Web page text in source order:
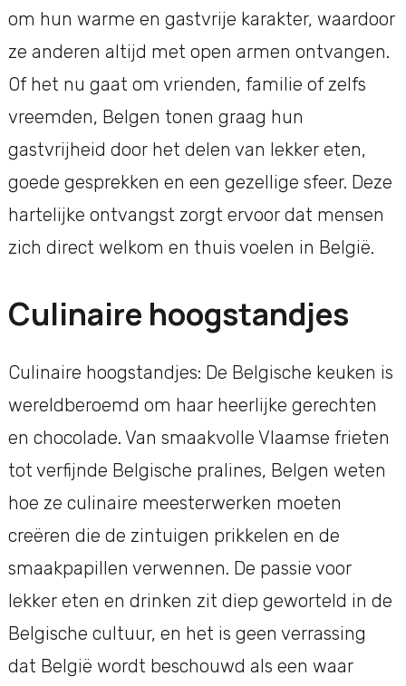
om hun warme en gastvrije karakter, waardoor
ze anderen altijd met open armen ontvangen.
Of het nu gaat om vrienden, familie of zelfs
vreemden, Belgen tonen graag hun
gastvrijheid door het delen van lekker eten,
goede gesprekken en een gezellige sfeer. Deze
hartelijke ontvangst zorgt ervoor dat mensen
zich direct welkom en thuis voelen in België.
Culinaire hoogstandjes
Culinaire hoogstandjes: De Belgische keuken is
wereldberoemd om haar heerlijke gerechten
en chocolade. Van smaakvolle Vlaamse frieten
tot verfijnde Belgische pralines, Belgen weten
hoe ze culinaire meesterwerken moeten
creëren die de zintuigen prikkelen en de
smaakpapillen verwennen. De passie voor
lekker eten en drinken zit diep geworteld in de
Belgische cultuur, en het is geen verrassing
dat België wordt beschouwd als een waar